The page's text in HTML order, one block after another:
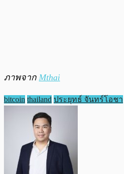
ภาพจาก Mthai
bitcoin thailand ประยุทธ์ จันทร์โอชา